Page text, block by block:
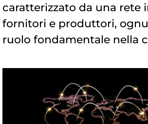
caratterizzato da una rete
fornitori e produttori,
ruolo fondamentale nella